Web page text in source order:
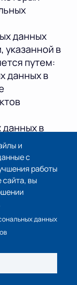
данных
указанной в
путем:
данных в
в
третьим
не
и
с
работы
вы
данных